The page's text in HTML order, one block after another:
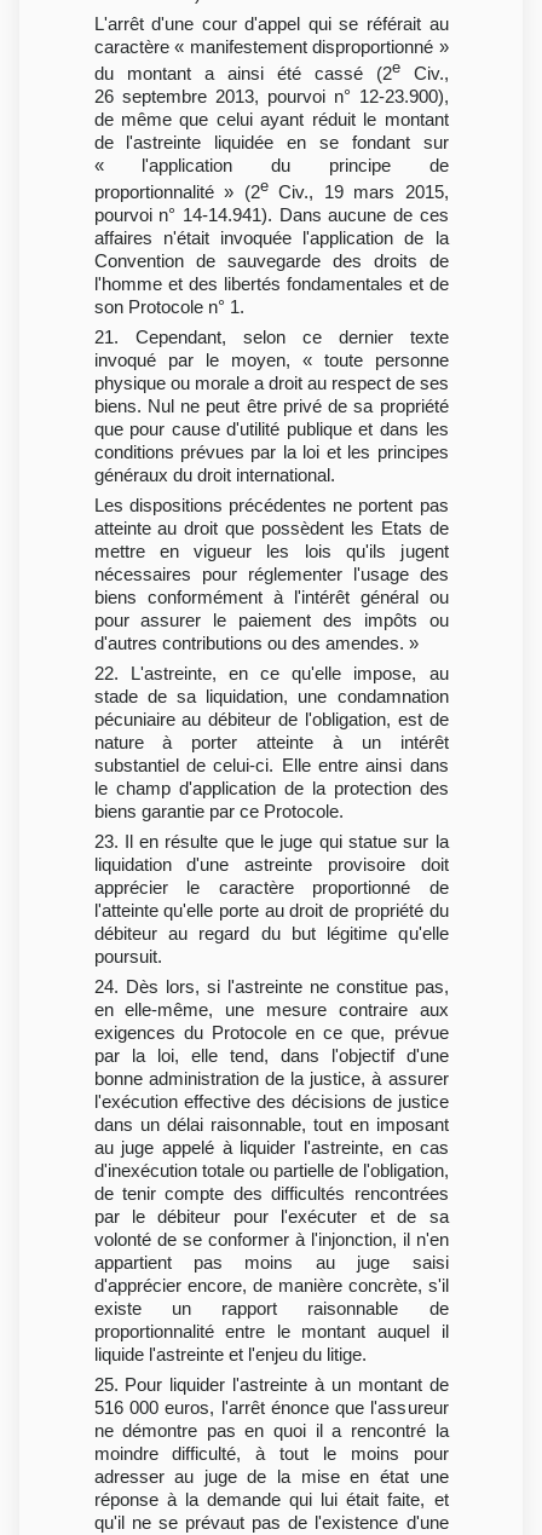
L'arrêt d'une cour d'appel qui se référait au
caractère « manifestement disproportionné »
du montant a ainsi été cassé (2eCiv.,
26 septembre 2013, pourvoi n° 12-23.900),
de même que celui ayant réduit le montant
de l'astreinte liquidée en se fondant sur
« l'application du principe de
proportionnalité » (2eCiv., 19 mars 2015,
pourvoi n° 14-14.941). Dans aucune de ces
affaires n'était invoquée l'application de la
Convention de sauvegarde des droits de
l'homme et des libertés fondamentales et de
son Protocole n° 1.
21. Cependant, selon ce dernier texte
invoqué par le moyen, « toute personne
physique ou morale a droit au respect de ses
biens. Nul ne peut être privé de sa propriété
que pour cause d'utilité publique et dans les
conditions prévues par la loi et les principes
généraux du droit international.
Les dispositions précédentes ne portent pas
atteinte au droit que possèdent les Etats de
mettre en vigueur les lois qu'ils jugent
nécessaires pour réglementer l'usage des
biens conformément à l'intérêt général ou
pour assurer le paiement des impôts ou
d'autres contributions ou des amendes. »
22. L'astreinte, en ce qu'elle impose, au
stade de sa liquidation, une condamnation
pécuniaire au débiteur de l'obligation, est de
nature à porter atteinte à un intérêt
substantiel de celui-ci. Elle entre ainsi dans
le champ d'application de la protection des
biens garantie par ce Protocole.
23. Il en résulte que le juge qui statue sur la
liquidation d'une astreinte provisoire doit
apprécier le caractère proportionné de
l'atteinte qu'elle porte au droit de propriété du
débiteur au regard du but légitime qu'elle
poursuit.
24. Dès lors, si l'astreinte ne constitue pas,
en elle-même, une mesure contraire aux
exigences du Protocole en ce que, prévue
par la loi, elle tend, dans l'objectif d'une
bonne administration de la justice, à assurer
l'exécution effective des décisions de justice
dans un délai raisonnable, tout en imposant
au juge appelé à liquider l'astreinte, en cas
d'inexécution totale ou partielle de l'obligation,
de tenir compte des difficultés rencontrées
par le débiteur pour l'exécuter et de sa
volonté de se conformer à l'injonction, il n'en
appartient pas moins au juge saisi
d'apprécier encore, de manière concrète, s'il
existe un rapport raisonnable de
proportionnalité entre le montant auquel il
liquide l'astreinte et l'enjeu du litige.
25. Pour liquider l'astreinte à un montant de
516 000 euros, l'arrêt énonce que l'assureur
ne démontre pas en quoi il a rencontré la
moindre difficulté, à tout le moins pour
adresser au juge de la mise en état une
réponse à la demande qui lui était faite, et
qu'il ne se prévaut pas de l'existence d'une